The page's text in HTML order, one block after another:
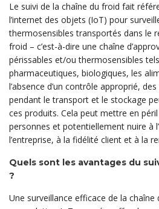
Le suivi de la chaîne du froid fait
l’internet des objets (IoT) pour
thermosensibles transportés dans le
froid – c’est-à-dire une chaîne
périssables et/ou thermosensibles
pharmaceutiques, biologiques, les
l’absence d’un contrôle approprié,
pendant le transport et le stockage
ces produits. Cela peut mettre en
personnes et potentiellement nuire à
l’entreprise, à la fidélité client et à la
Quels sont les avantages du
?
Une surveillance efficace de la chaîne